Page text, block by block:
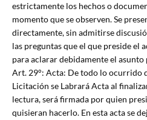
estrictamente los hechos o
momento que se observen. Se
directamente, sin admitirse
las preguntas que el que preside el
para aclarar debidamente el
Art. 29°: Acta: De todo lo ocurrido
Licitación se Labrará Acta al
lectura, será firmada por quien
quisieran hacerlo. En esta acta se